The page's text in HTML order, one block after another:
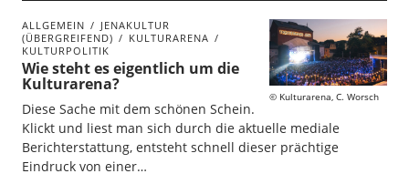
Kulturarena, C. Worsch
ALLGEMEIN
JENAKULTUR
(ÜBERGREIFEND)
KULTURARENA
KULTURPOLITIK
Wie steht es eigentlich um die
Kulturarena?
Diese Sache mit dem schönen Schein.
Klickt und liest man sich durch die aktuelle mediale
Berichterstattung, entsteht schnell dieser prächtige
Eindruck von einer…